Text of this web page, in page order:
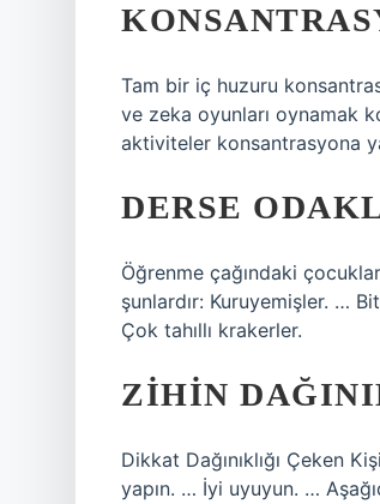
Tam bir iç huzuru
ve zeka oyunları oynamak
aktiviteler konsantrasyona
DERSE
Öğrenme çağındaki
şunlardır: Kuruyemişler. …
Çok tahıllı krakerler.
ZIHIN
Dikkat Dağınıklığı Çeken
yapın. … İyi uyuyun. …